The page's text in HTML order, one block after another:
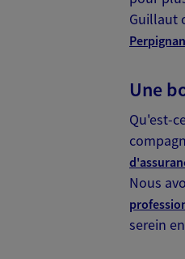
Guillaut
Perpignan
Une
Qu'est-
Nous
serein